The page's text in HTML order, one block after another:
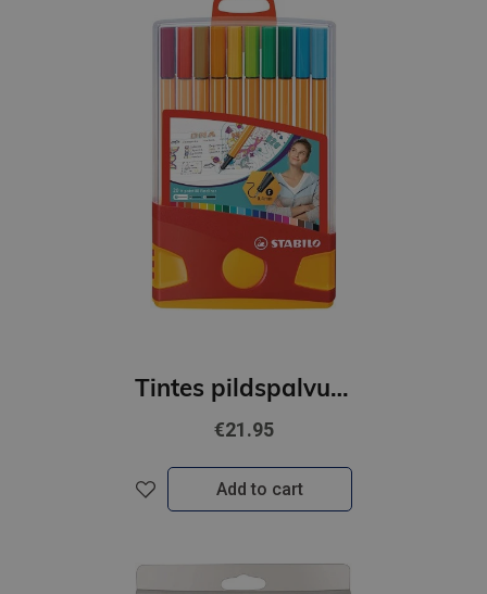
Tintes pildspalvu komplekts STABILO Point 88 Color Parade|20 krāsas
€21.95
Add to cart